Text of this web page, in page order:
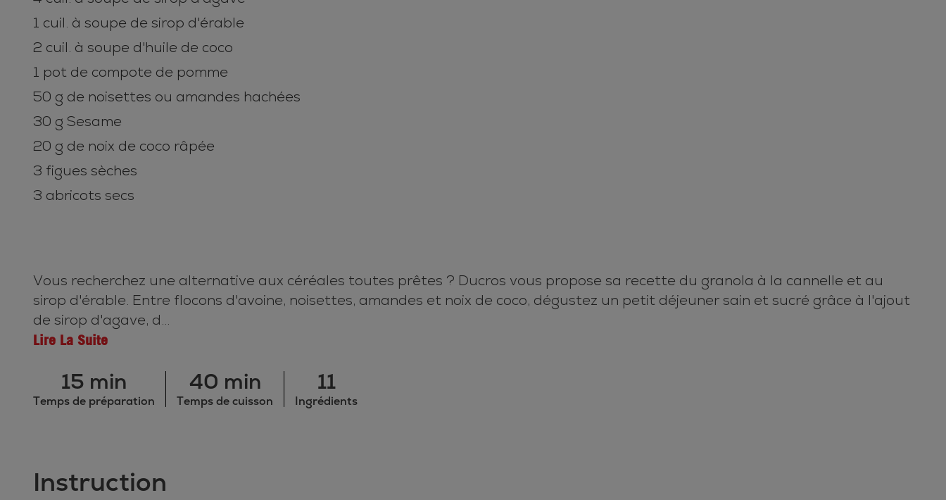
1 cuil. à soupe de sirop d'érable
2 cuil. à soupe d'huile de coco
1 pot de compote de pomme
50 g de noisettes ou amandes hachées
30 g Sesame
20 g de noix de coco râpée
3 figues sèches
3 abricots secs
Vous recherchez une alternative aux céréales toutes prêtes ? Ducros vous propose sa recette du granola à la cannelle et au
sirop d'érable. Entre flocons d'avoine, noisettes, amandes et noix de coco, dégustez un petit déjeuner sain et sucré grâce à l'ajout
de sirop d'agave, d...
Lire La Suite
15 min
Temps de préparation
40 min
Temps de cuisson
11
Ingrédients
Instruction